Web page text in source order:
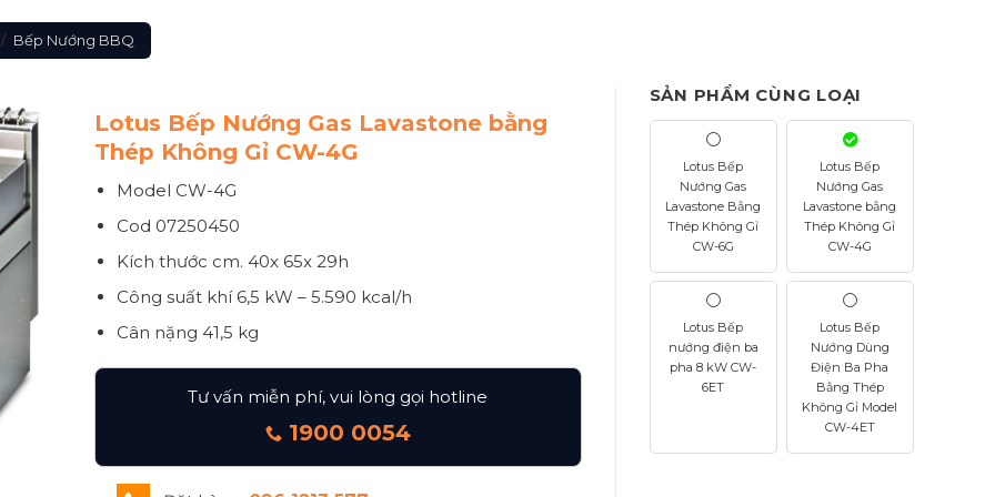
/ Bếp Nướng BBQ
Lotus Bếp Nướng Gas Lavastone bằng
Thép Không Gỉ CW-4G
Model CW-4G
Cod 07250450
Kích thước cm. 40x 65x 29h
Công suất khí6,5 kW – 5.590 kcal/h
Cân nặng 41,5 kg
Tư vấn miễn phí, vui lòng gọi hotline
1900 0054
SẢN PHẨM CÙNG LOẠI
Lotus Bếp
Nướng Gas
Lavastone Bằng
Thép Không Gỉ
CW-6G
Lotus Bếp
Nướng Gas
Lavastone bằng
Thép Không Gỉ
CW-4G
Lotus Bếp
nướng điện ba
pha 8 kW CW-
6ET
Lotus Bếp
Nướng Dùng
Điện Ba Pha
Bằng Thép
Không Gỉ Model
CW-4ET